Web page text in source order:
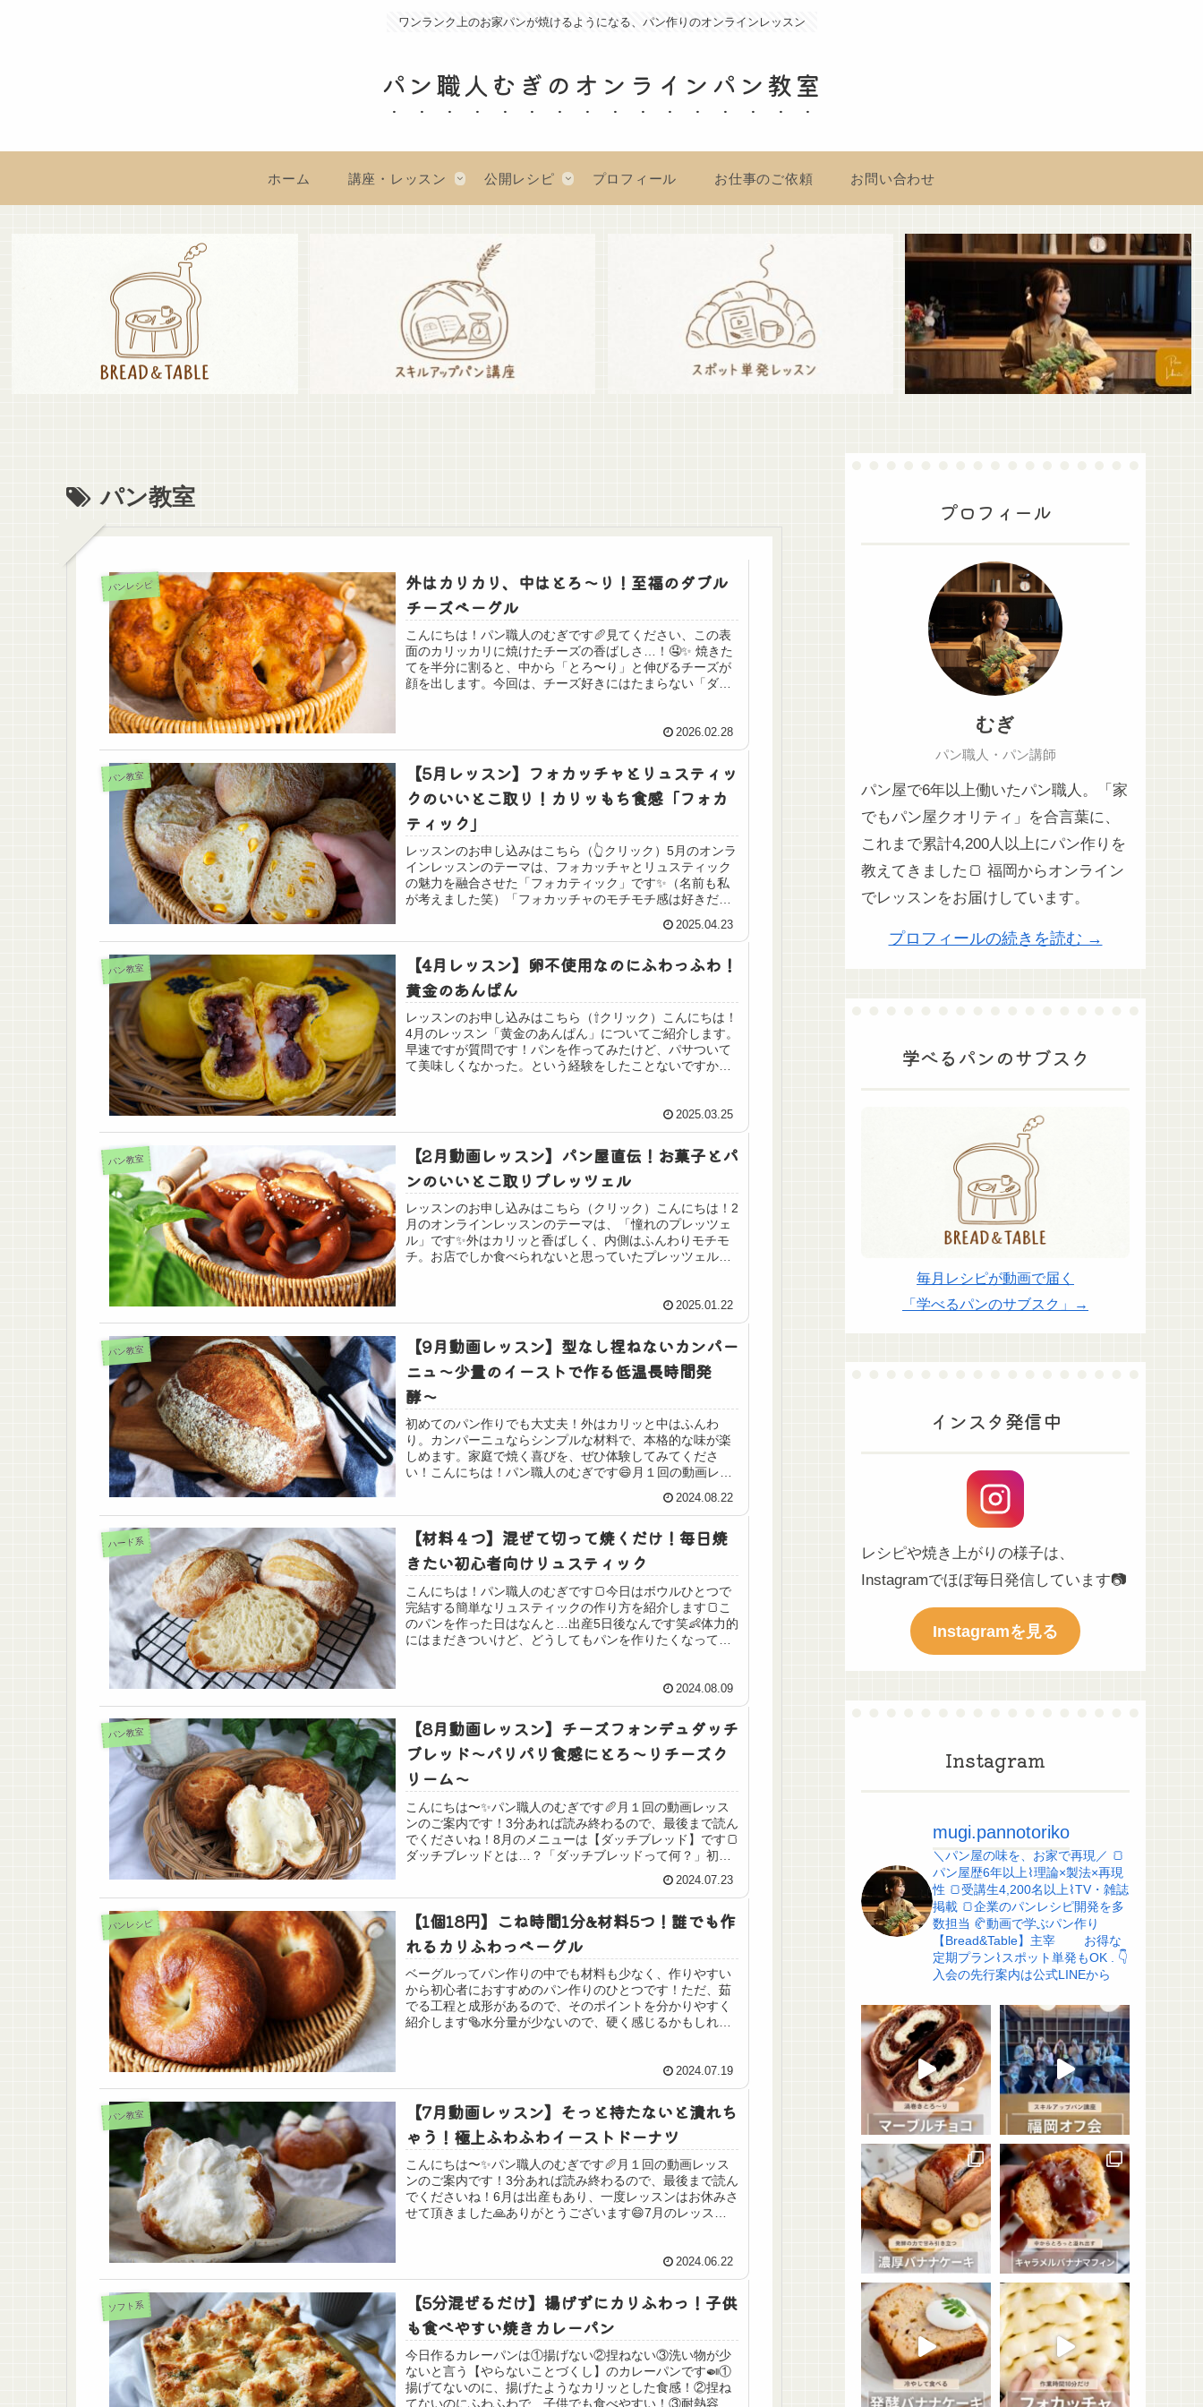
ワンランク上のお家パンが焼けるようになる、パン作りのオンラインレッスン
パン職人むぎのオンラインパン教室
ホーム 講座・レッスン 公開レシピ プロフィール お仕事のご依頼 お問い合わせ
パン教室
パンレシピ
外はカリカリ、中はとろ〜り！至福のダブル
チーズベーグル
こんにちは！パン職人のむぎです🥖見てください、この表
面のカリッカリに焼けたチーズの香ばしさ…！🤤✨ 焼きた
てを半分に割ると、中から「とろ〜り」と伸びるチーズが
顔を出します。今回は、チーズ好きにはたまらない「ダブ
2026.02.28
パン教室
【5月レッスン】フォカッチャとリュスティッ
クのいいとこ取り！カリッもち食感「フォカ
ティック」
レッスンのお申し込みはこちら（👆クリック）5月のオンラ
インレッスンのテーマは、フォカッチャとリュスティック
の魅力を融合させた「フォカティック」です✨（名前も私
が考えました笑）「フォカッチャのモチモチ感は好きだけ
2025.04.23
パン教室
【4月レッスン】卵不使用なのにふわっふわ！
黄金のあんぱん
レッスンのお申し込みはこちら（⇧クリック）こんにちは！
4月のレッスン「黄金のあんぱん」についてご紹介します。
早速ですが質問です！パンを作ってみたけど、パサついて
て美味しくなかった。という経験をしたことないですか？
2025.03.25
パン教室
【2月動画レッスン】パン屋直伝！お菓子とパ
ンのいいとこ取りプレッツェル
レッスンのお申し込みはこちら（クリック）こんにちは！2
月のオンラインレッスンのテーマは、「憧れのプレッツェ
ル」です✨外はカリッと香ばしく、内側はふんわりモチモ
チ。お店でしか食べられないと思っていたプレッツェル
2025.01.22
パン教室
【9月動画レッスン】型なし捏ねないカンパー
ニュ〜少量のイーストで作る低温長時間発
酵〜
初めてのパン作りでも大丈夫！外はカリッと中はふんわ
り。カンパーニュならシンプルな材料で、本格的な味が楽
しめます。家庭で焼く喜びを、ぜひ体験してみてくださ
い！こんにちは！パン職人のむぎです😄月１回の動画レッ
2024.08.22
ハード系
【材料４つ】混ぜて切って焼くだけ！毎日焼
きたい初心者向けリュスティック
こんにちは！パン職人のむぎです🍞今日はボウルひとつで
完結する簡単なリュスティックの作り方を紹介します🍞こ
のパンを作った日はなんと…出産5日後なんです笑👶体力的
にはまだきついけど、どうしてもパンを作りたくなって作
2024.08.09
パン教室
【8月動画レッスン】チーズフォンデュダッチ
ブレッド〜パリパリ食感にとろ〜りチーズク
リーム〜
こんにちは〜✨パン職人のむぎです🥖月１回の動画レッス
ンのご案内です！3分あれば読み終わるので、最後まで読ん
でくださいね！8月のメニューは【ダッチブレッド】です🍞
ダッチブレッドとは…？「ダッチブレッドって何？」初め
2024.07.23
パンレシピ
【1個18円】こね時間1分&材料5つ！誰でも作
れるカリふわっベーグル
ベーグルってパン作りの中でも材料も少なく、作りやすい
から初心者におすすめのパン作りのひとつです！ただ、茹
でる工程と成形があるので、そのポイントを分かりやすく
紹介します🥯水分量が少ないので、硬く感じるかもしれま
2024.07.19
パン教室
【7月動画レッスン】そっと持たないと潰れち
ゃう！極上ふわふわイーストドーナツ
こんにちは〜✨パン職人のむぎです🥖月１回の動画レッス
ンのご案内です！3分あれば読み終わるので、最後まで読ん
でくださいね！6月は出産もあり、一度レッスンはお休みさ
せて頂きました🙏ありがとうございます😄7月のレッスン
2024.06.22
ソフト系
【5分混ぜるだけ】揚げずにカリふわっ！子供
も食べやすい焼きカレーパン
今日作るカレーパンは①揚げない②捏ねない③洗い物が少
ないと言う【やらないことづくし】のカレーパンです🍛①
揚げてないのに、揚げたようなカリッとした食感！②捏ね
てないのにふわふわで、子供でも食べやすい！③耐熱容器
プロフィール
むぎ
パン職人・パン講師
パン屋で6年以上働いたパン職人。「家
でもパン屋クオリティ」を合言葉に、
これまで累計4,200人以上にパン作りを
教えてきました🍞 福岡からオンライン
でレッスンをお届けしています。
プロフィールの続きを読む →
学べるパンのサブスク
毎月レシピが動画で届く
「学べるパンのサブスク」→
インスタ発信中
レシピや焼き上がりの様子は、
Instagramでほぼ毎日発信しています📷
Instagramを見る
Instagram
mugi.pannotoriko
＼パン屋の味を、お家で再現／ 🍞
パン屋歴6年以上⌇理論×製法×再現
性 🍞受講生4,200名以上⌇TV・雑誌
掲載 🍞企業のパンレシピ開発を多
数担当 🥐動画で学ぶパン作り
【Bread&Table】主宰 お得な
定期プラン⌇スポット単発もOK
👇
入会の先行案内は公式LINEから